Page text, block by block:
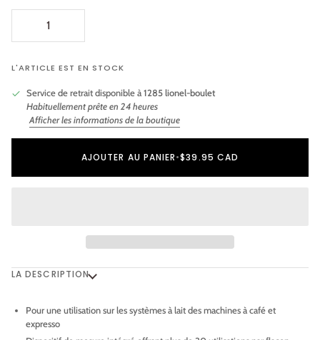
L'ARTICLE EST EN STOCK
Service de retrait disponible à1285 lionel-boulet
Habituellement prête en 24 heures
Afficher les informations de la boutique
AJOUTER AU PANIER•$39.95 CAD
LA DESCRIPTION
Pour une utilisation sur les systèmes à lait des machines à café et
expresso